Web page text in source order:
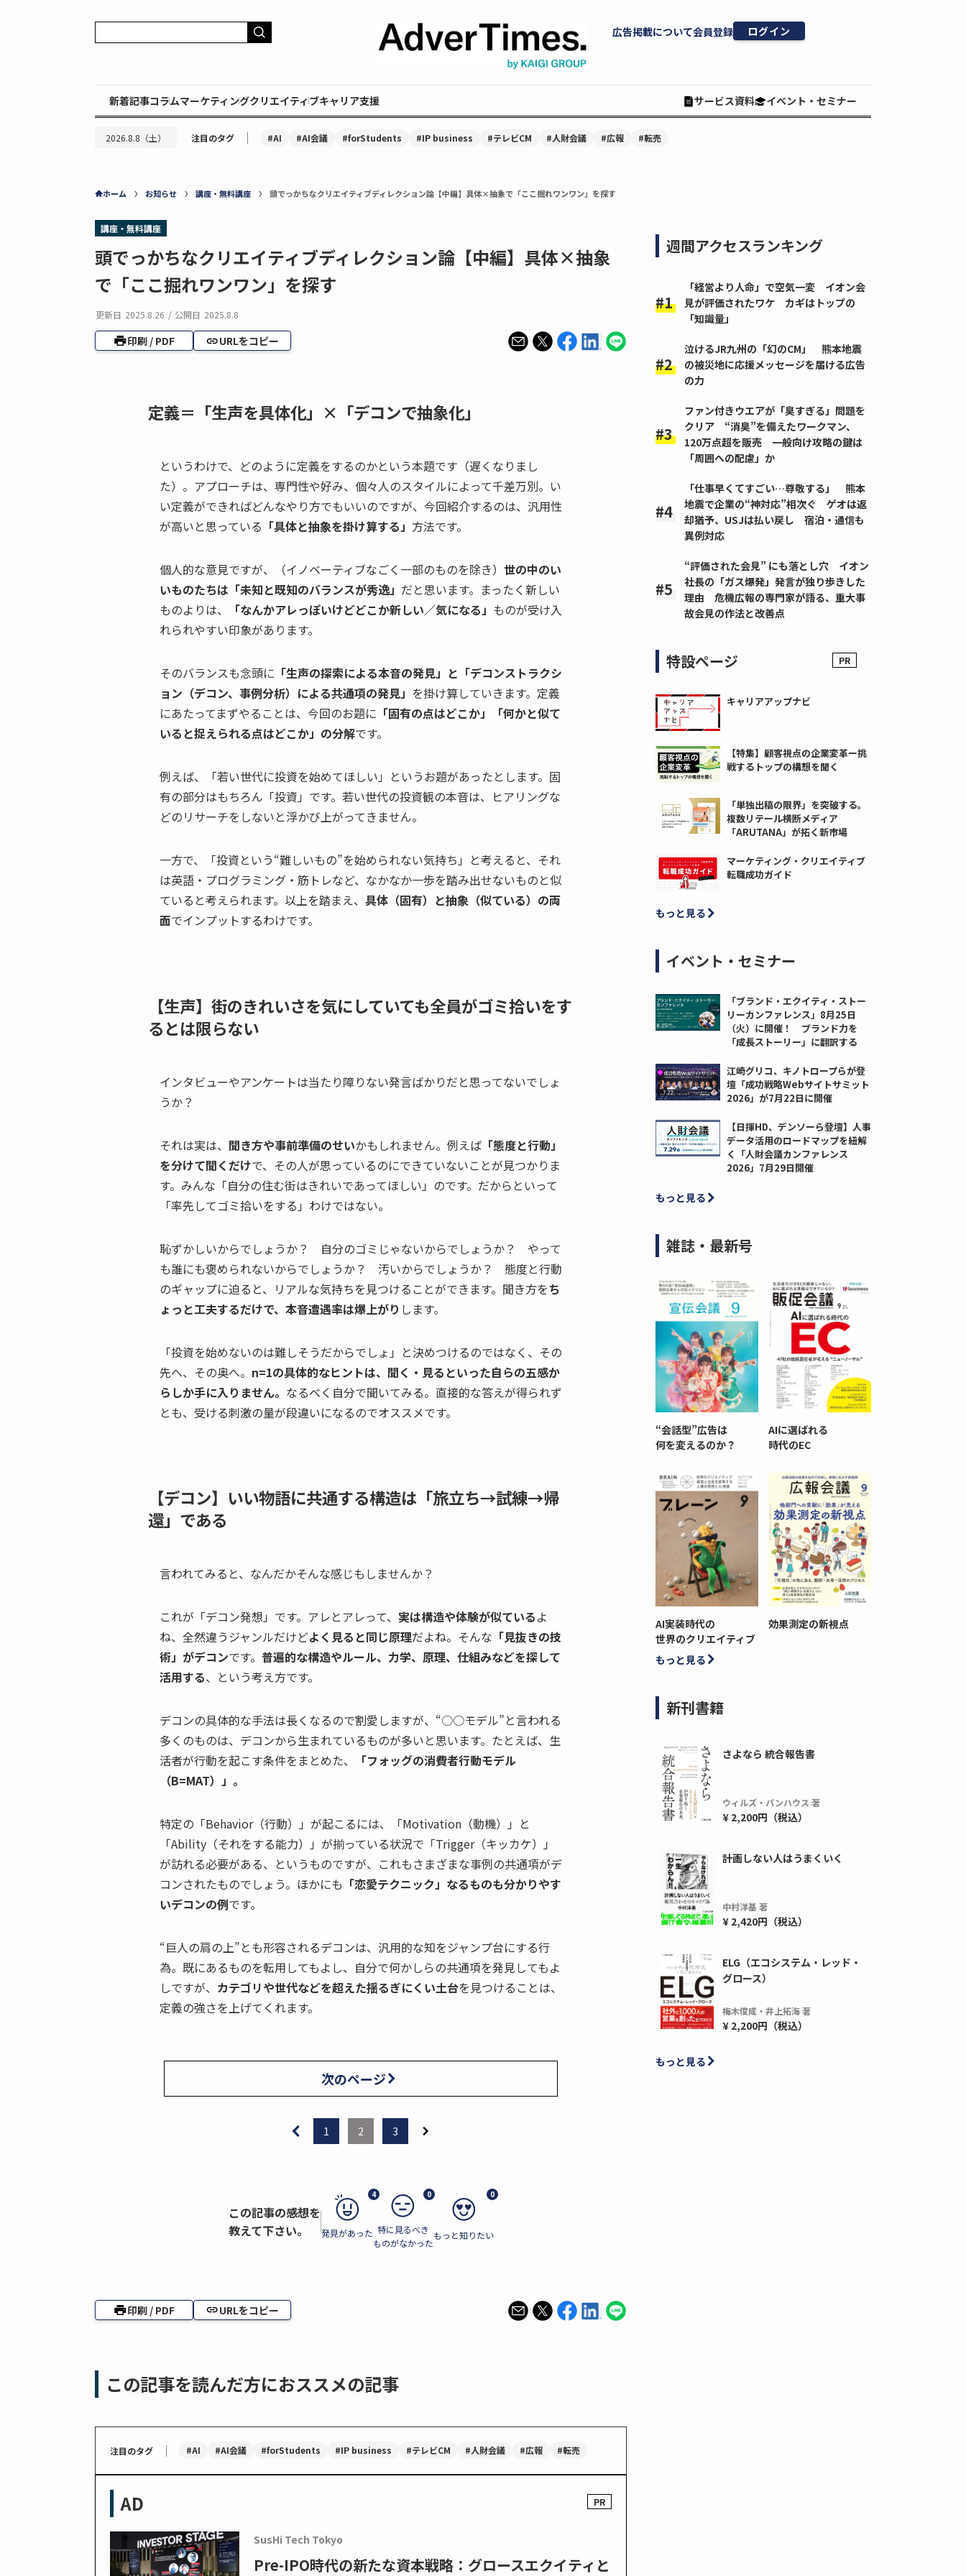
広告掲載について会員登録 ログイン
新着記事コラムマーケティングクリエイティブキャリア支援 サービス資料 イベント・セミナー
2026.8.8（土） 注目のタグ ｜ #AI #AI会議 #forStudents #IP business #テレビCM #人財会議 #広報 #転売
ホーム お知らせ 講座・無料講座 頭でっかちなクリエイティブディレクション論【中編】具体×抽象で「ここ掘れワンワン」を探す
講座・無料講座
頭でっかちなクリエイティブディレクション論【中編】具体×抽象
で「ここ掘れワンワン」を探す
更新日 2025.8.26 / 公開日 2025.8.8
印刷 / PDF URLをコピー
定義＝「生声を具体化」×「デコンで抽象化」
というわけで、どのように定義をするのかという本題です（遅くなりまし
た）。アプローチは、専門性や好み、個々人のスタイルによって千差万別。い
い定義ができればどんなやり方でもいいのですが、今回紹介するのは、汎用性
が高いと思っている 「具体と抽象を掛け算する」 方法です。
個人的な意見ですが、（イノベーティブなごく一部のものを除き） 世の中のい
いものたちは「未知と既知のバランスが秀逸」 だと思います。まったく新しい
ものよりは、
「なんかアレっぽいけどどこか新しい／気になる」 ものが受け入
れられやすい印象があります。
そのバランスも念頭に 「生声の探索による本音の発見」と「デコンストラクシ
ョン（デコン、事例分析）による共通項の発見」 を掛け算していきます。定義
にあたってまずやることは、今回のお題に 「固有の点はどこか」「何かと似て
いると捉えられる点はどこか」の分解です。
例えば、「若い世代に投資を始めてほしい」というお題があったとします。固
有の部分はもちろん「投資」です。若い世代の投資観の本音は、ヒアリングな
どのリサーチをしないと浮かび上がってきません。
一方で、「投資という“難しいもの”を始められない気持ち」と考えると、それ
は英語・プログラミング・筋トレなど、なかなか一歩を踏み出せないものと似
ていると考えられます。以上を踏まえ、 具体（固有）と抽象（似ている）の両
面でインプットするわけです。
【生声】街のきれいさを気にしていても全員がゴミ拾いをす
るとは限らない
インタビューやアンケートは当たり障りない発言ばかりだと思ってないでしょ
うか？
それは実は、 聞き方や事前準備のせいかもしれません。例えば 「態度と行動」
を分けて聞くだけで、その人が思っているのにできていないことが見つかりま
す。みんな「自分の住む街はきれいであってほしい」のです。だからといって
「率先してゴミ拾いをする」わけではない。
恥ずかしいからでしょうか？ 自分のゴミじゃないからでしょうか？ やって
も誰にも褒められないからでしょうか？ 汚いからでしょうか？ 態度と行動
のギャップに迫ると、リアルな気持ちを見つけることができます。聞き方をち
ょっと工夫するだけで、本音遭遇率は爆上がり します。
「投資を始めないのは難しそうだからでしょ」と決めつけるのではなく、その
先へ、その奥へ。 n=1の具体的なヒントは、聞く・見るといった自らの五感か
らしか手に入りません。 なるべく自分で聞いてみる。直接的な答えが得られず
とも、受ける刺激の量が段違いになるのでオススメです。
【デコン】いい物語に共通する構造は「旅立ち→試練→帰
還」である
言われてみると、なんだかそんな感じもしませんか？
これが「デコン発想」です。アレとアレって、 実は構造や体験が似ているよ
ね、全然違うジャンルだけどよく見ると同じ原理だよね。そんな 「見抜きの技
術」がデコンです。 普遍的な構造やルール、力学、原理、仕組みなどを探して
活用する、という考え方です。
デコンの具体的な手法は長くなるので割愛しますが、“○○モデル”と言われる
多くのものは、デコンから生まれているものが多いと思います。たとえば、生
活者が行動を起こす条件をまとめた、
「フォッグの消費者行動モデル
（B=MAT）」。
特定の「Behavior（行動）」が起こるには、「Motivation（動機）」と
「Ability（それをする能力）」が揃っている状況で「Trigger（キッカケ）」
が訪れる必要がある、というものですが、これもさまざまな事例の共通項がデ
コンされたものでしょう。ほかにも 「恋愛テクニック」なるものも分かりやす
いデコンの例です。
“巨人の肩の上”とも形容されるデコンは、汎用的な知をジャンプ台にする行
為。既にあるものを転用してもよし、自分で何かしらの共通項を発見してもよ
しですが、 カテゴリや世代などを超えた揺るぎにくい土台を見つけることは、
定義の強さを上げてくれます。
次のページ
1 2 3
この記事の感想を
教えて下さい。
4
発見があった
0
特に見るべき
ものがなかった
0
もっと知りたい
印刷 / PDF URLをコピー
この記事を読んだ方におススメの記事
注目のタグ ｜ #AI #AI会議 #forStudents #IP business #テレビCM #人財会議 #広報 #転売
AD
SusHi Tech Tokyo
Pre-IPO時代の新たな資本戦略：グロースエクイティと
週間アクセスランキング
「経営より人命」で空気一変 イオン会
見が評価されたワケ カギはトップの
「知識量」
泣けるJR九州の「幻のCM」 熊本地震
の被災地に応援メッセージを届ける広告
の力
ファン付きウエアが「臭すぎる」問題を
クリア “消臭”を備えたワークマン、
120万点超を販売 一般向け攻略の鍵は
「周囲への配慮」か
「仕事早くてすごい…尊敬する」 熊本
地震で企業の“神対応”相次ぐ ゲオは返
却猶予、USJは払い戻し 宿泊・通信も
異例対応
“評価された会見” にも落とし穴 イオン
社長の「ガス爆発」発言が独り歩きした
理由 危機広報の専門家が語る、重大事
故会見の作法と改善点
特設ページ
キャリアアップナビ
【特集】顧客視点の企業変革ー挑
戦するトップの構想を聞く
「単独出稿の限界」を突破する。
複数リテール横断メディア
「ARUTANA」が拓く新市場
マーケティング・クリエイティブ
転職成功ガイド
もっと見る
イベント・セミナー
「ブランド・エクイティ・ストー
リーカンファレンス」8月25日
（火）に開催！ ブランド力を
「成長ストーリー」に翻訳する
江崎グリコ、キノトロープらが登
壇「成功戦略Webサイトサミット
2026」が7月22日に開催
【日揮HD、デンソーら登壇】人事
データ活用のロードマップを紐解
く「人財会議カンファレンス
2026」7月29日開催
もっと見る
雑誌・最新号
“会話型”広告は
何を変えるのか？
AIに選ばれる
時代のEC
AI実装時代の
世界のクリエイティブ
効果測定の新視点
もっと見る
新刊書籍
さよなら 統合報告書
ウィルズ・パンハウス 著
¥ 2,200円（税込）
計画しない人はうまくいく
中村洋基 著
¥ 2,420円（税込）
ELG（エコシステム・レッド・
グロース）
梅木俊成・井上拓海 著
¥ 2,200円（税込）
もっと見る